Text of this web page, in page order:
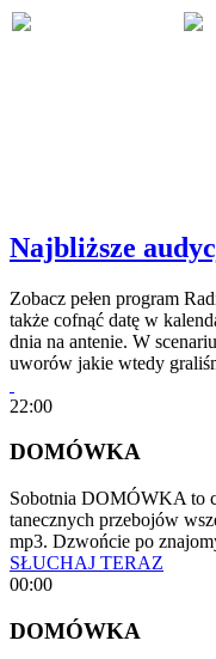
Najbliższe
Zobacz pełen program
także cofnąć datę w
dnia na antenie. W
uworów jakie wtedy
22:00
DOMÓWKA
Sobotnia DOMÓWKA to
tanecznych przebojów
mp3. Dzwońcie po
SŁUCHAJ TERAZ
00:00
DOMÓWKA